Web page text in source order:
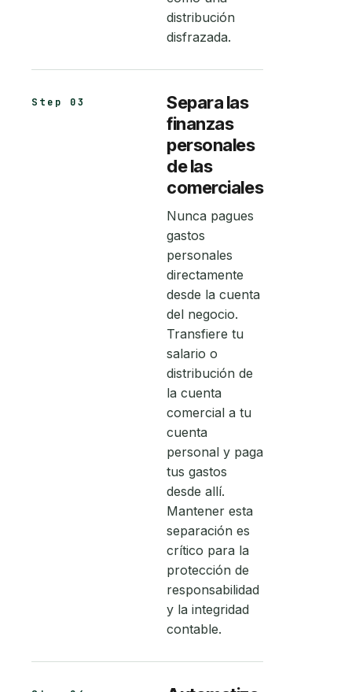
distribución
disfrazada.
Step 03
Separa las
finanzas
personales
de las
comerciales
Nunca pagues
gastos
personales
directamente
desde la cuenta
del negocio.
Transfiere tu
salario o
distribución de
la cuenta
comercial a tu
cuenta
personal y paga
tus gastos
desde allí.
Mantener esta
separación es
crítico para la
protección de
responsabilidad
y la integridad
contable.